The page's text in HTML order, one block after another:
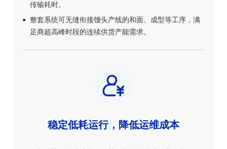
传输耗时。
整套系统可无缝衔接馒头产线的和面、成型等工序，满
足商超高峰时段的连续供货产能需求。
稳定低耗运行，降低运维成本